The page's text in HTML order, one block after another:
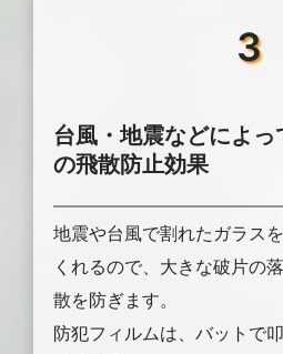
3
台風・地震などによ
の飛散防止効果
地震や台風で割れたガラス
くれるので、大きな破片の
散を防ぎます。
防犯フィルムは、バットで